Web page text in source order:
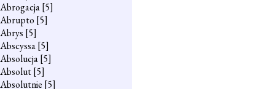
Abrogacja[5]
Abrupto [5]
Abrys [5]
Abscyssa[5]
Absolucja[5]
Absolut[5]
Absolutnie [5]